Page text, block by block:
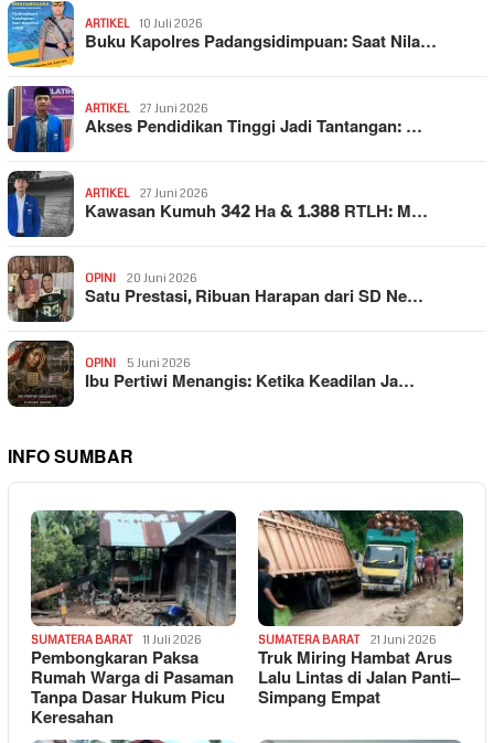
ARTIKEL 10 Juli 2026
Buku Kapolres Padangsidimpuan: Saat Nila…
ARTIKEL 27 Juni 2026
Akses Pendidikan Tinggi Jadi Tantangan: …
ARTIKEL 27 Juni 2026
Kawasan Kumuh 342 Ha & 1.388 RTLH: M…
OPINI 20 Juni 2026
Satu Prestasi, Ribuan Harapan dari SD Ne…
OPINI 5 Juni 2026
Ibu Pertiwi Menangis: Ketika Keadilan Ja…
INFO SUMBAR
SUMATERA BARAT 11 Juli 2026
Pembongkaran Paksa
Rumah Warga di Pasaman
Tanpa Dasar Hukum Picu
Keresahan
SUMATERA BARAT 21 Juni 2026
Truk Miring Hambat Arus
Lalu Lintas di Jalan Panti–
Simpang Empat